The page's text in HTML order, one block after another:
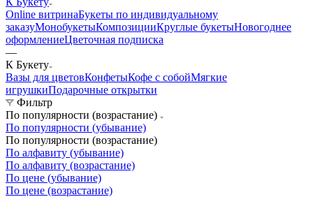
Online витринаБукеты по индивидуальному
заказуМонобукетыКомпозицииКруглые букетыНовогоднее
оформлениеЦветочная подписка
—
К Букету
Вазы для цветовКонфетыКофе с собойМягкие
игрушкиПодарочные открытки
Фильтр
По популярности (возрастание)
По популярности (убывание)
По популярности (возрастание)
По алфавиту (убывание)
По алфавиту (возрастание)
По цене (убывание)
По цене (возрастание)